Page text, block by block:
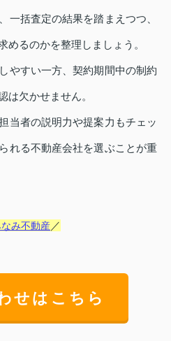
一括査定の結果を踏まえつつ、
めるのかを整理しましょう。
やすい一方、契約期間中の制約
は欠かせません。
当者の説明力や提案力もチェッ
れる不動産会社を選ぶことが重
み不動産／
せはこちら